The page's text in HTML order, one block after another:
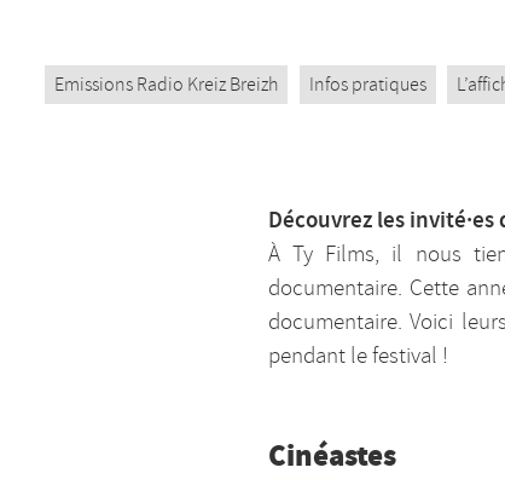
Emissions Radio Kreiz Breizh Infos pratiques
Découvrez les
À Ty Films, il nous
documentaire. Cette
documentaire. Voici
pendant le festival !
Cinéastes